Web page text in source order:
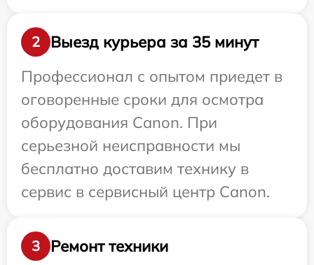
2
Выезд курьера за 35 минут
Профессионал с опытом приедет в
оговоренные сроки для осмотра
оборудования Canon. При
серьезной неисправности мы
бесплатно доставим технику в
сервис в сервисный центр Canon.
3 Ремонт техники